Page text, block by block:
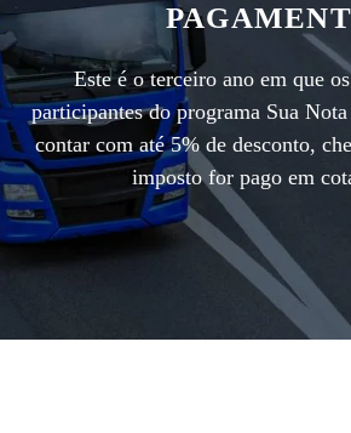
Este é o terceiro ano em que
participantes do programa Sua
contar com até 5% de desconto,
imposto for pago em